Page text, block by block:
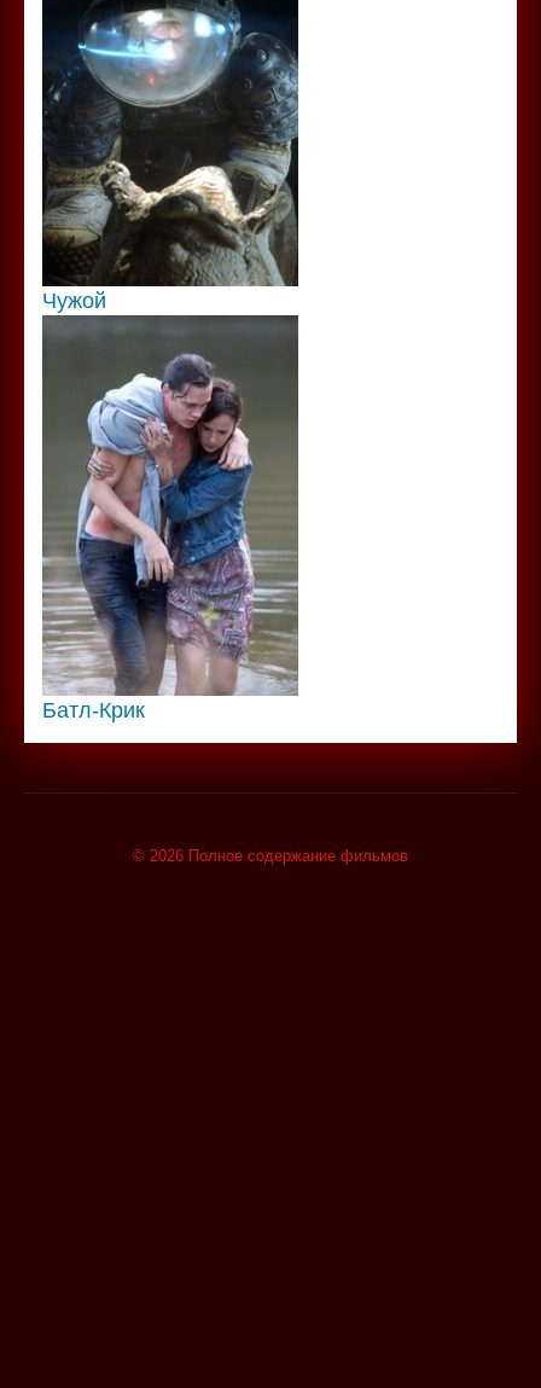
Чужой
Батл-Крик
© 2026 Полное содержание фильмов